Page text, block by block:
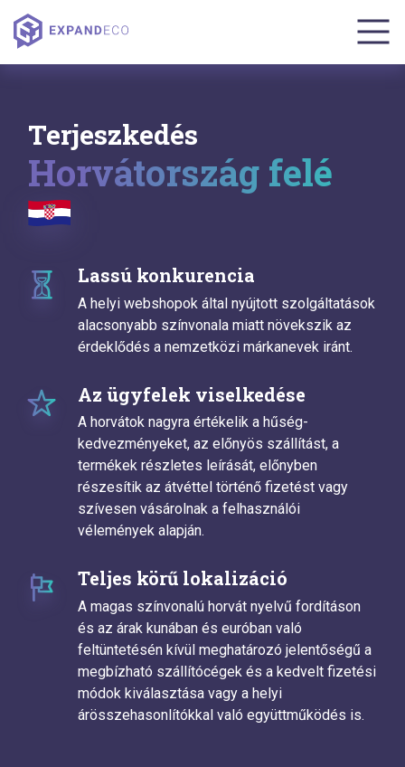
Terjeszkedés
Horvátország felé
Lassú konkurencia
A helyi webshopok által nyújtott szolgáltatások
alacsonyabb színvonala miatt növekszik az
érdeklődés a nemzetközi márkanevek iránt.
Az ügyfelek viselkedése
A horvátok nagyra értékelik a hűség-
kedvezményeket, az előnyös szállítást, a
termékek részletes leírását, előnyben
részesítik az átvéttel történő fizetést vagy
szívesen vásárolnak a felhasználói
vélemények alapján.
Teljes körű lokalizáció
A magas színvonalú horvát nyelvű fordításon
és az árak kunában és euróban való
feltüntetésén kívül meghatározó jelentőségű a
megbízható szállítócégek és a kedvelt fizetési
módok kiválasztása vagy a helyi
árösszehasonlítókkal való együttműködés is.